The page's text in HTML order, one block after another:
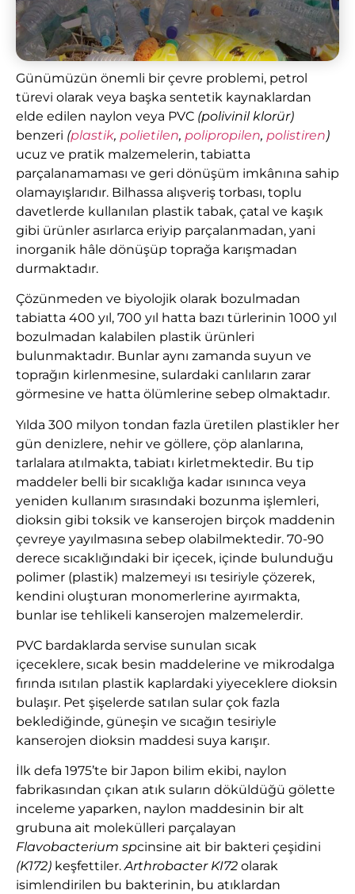
Günümüzün önemli bir çevre problemi, petrol
türevi olarak veya başka sentetik kaynaklardan
elde edilen naylon veya PVC (polivinil klorür)
benzeri (plastik, polietilen, polipropilen, polistiren)
ucuz ve pratik malzemelerin, tabiatta
parçalanamaması ve geri dönüşüm imkânına sahip
olamayışlarıdır. Bilhassa alışveriş torbası, toplu
davetlerde kullanılan plastik tabak, çatal ve kaşık
gibi ürünler asırlarca eriyip parçalanmadan, yani
inorganik hâle dönüşüp toprağa karışmadan
durmaktadır.
Çözünmeden ve biyolojik olarak bozulmadan
tabiatta 400 yıl, 700 yıl hatta bazı türlerinin 1000 yıl
bozulmadan kalabilen plastik ürünleri
bulunmaktadır. Bunlar aynı zamanda suyun ve
toprağın kirlenmesine, sulardaki canlıların zarar
görmesine ve hatta ölümlerine sebep olmaktadır.
Yılda 300 milyon tondan fazla üretilen plastikler her
gün denizlere, nehir ve göllere, çöp alanlarına,
tarlalara atılmakta, tabiatı kirletmektedir. Bu tip
maddeler belli bir sıcaklığa kadar ısınınca veya
yeniden kullanım sırasındaki bozunma işlemleri,
dioksin gibi toksik ve kanserojen birçok maddenin
çevreye yayılmasına sebep olabilmektedir. 70-90
derece sıcaklığındaki bir içecek, içinde bulunduğu
polimer (plastik) malzemeyi ısı tesiriyle çözerek,
kendini oluşturan monomerlerine ayırmakta,
bunlar ise tehlikeli kanserojen malzemelerdir.
PVC bardaklarda servise sunulan sıcak
içeceklere, sıcak besin maddelerine ve mikrodalga
fırında ısıtılan plastik kaplardaki yiyeceklere dioksin
bulaşır. Pet şişelerde satılan sular çok fazla
beklediğinde, güneşin ve sıcağın tesiriyle
kanserojen dioksin maddesi suya karışır.
İlk defa 1975’te bir Japon bilim ekibi, naylon
fabrikasından çıkan atık suların döküldüğü gölette
inceleme yaparken, naylon maddesinin bir alt
grubuna ait molekülleri parçalayan
Flavobacterium spcinsine ait bir bakteri çeşidini
(K172) keşfettiler.Arthrobacter KI72 olarak
isimlendirilen bu bakterinin, bu atıklardan